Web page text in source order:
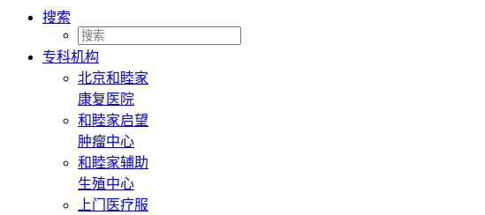
搜索
专科机构
北京和睦家
康复医院
和睦家启望
肿瘤中心
和睦家辅助
生殖中心
上门医疗服